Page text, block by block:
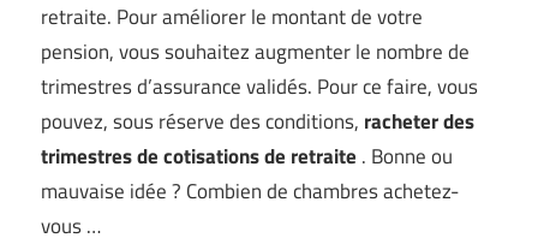
retraite. Pour améliorer le montant de votre
pension, vous souhaitez augmenter le nombre de
trimestres d’assurance validés. Pour ce faire, vous
pouvez, sous réserve des conditions, racheter des
trimestres de cotisations de retraite . Bonne ou
mauvaise idée ? Combien de chambres achetez-
vous …